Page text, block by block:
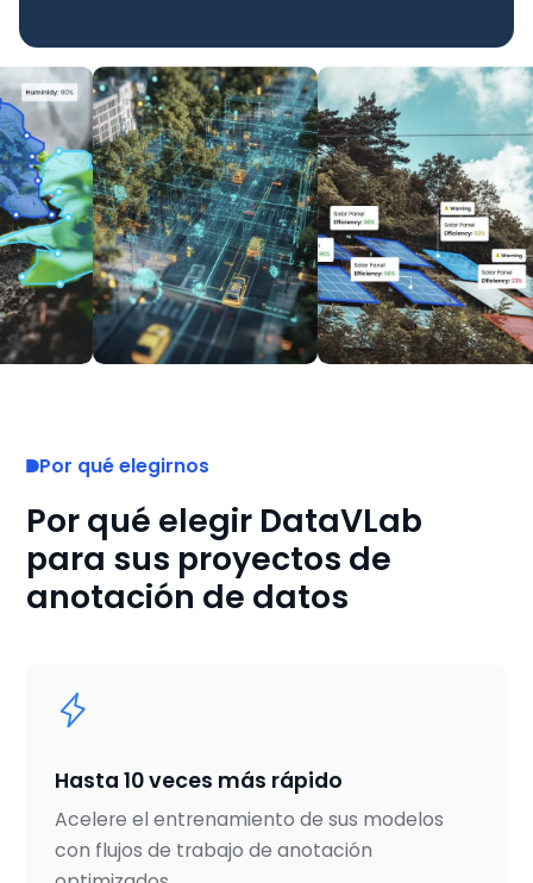
Por qué elegirnos
Por qué elegir DataVLab
para sus proyectos de
anotación de datos
Hasta 10 veces más rápido
Acelere el entrenamiento de sus modelos
con flujos de trabajo de anotación